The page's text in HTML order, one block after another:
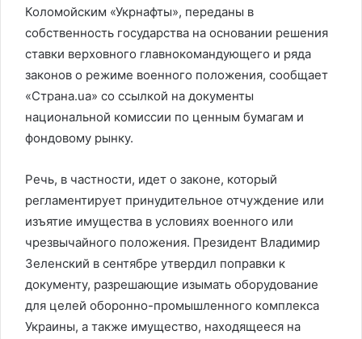
Коломойским «Укрнафты», переданы в
собственность государства на основании решения
ставки верховного главнокомандующего и ряда
законов о режиме военного положения, сообщает
«Страна.ua» со ссылкой на документы
национальной комиссии по ценным бумагам и
фондовому рынку.
Речь, в частности, идет о законе, который
регламентирует принудительное отчуждение или
изъятие имущества в условиях военного или
чрезвычайного положения. Президент Владимир
Зеленский в сентябре утвердил поправки к
документу, разрешающие изымать оборудование
для целей оборонно-промышленного комплекса
Украины, а также имущество, находящееся на